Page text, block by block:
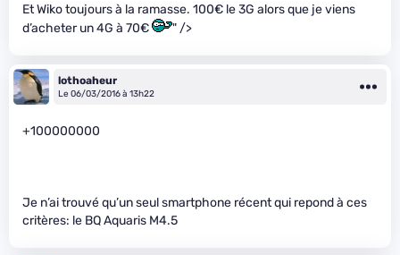
Et Wiko toujours à la ramasse. 100€ le 3G alors que je viens
d’acheter un 4G à 70€
" />
lothoaheur
Le 06/03/2016 à 13h22
+100000000
Je n’ai trouvé qu’un seul smartphone récent qui repond à ces
critères: le BQ Aquaris M4.5